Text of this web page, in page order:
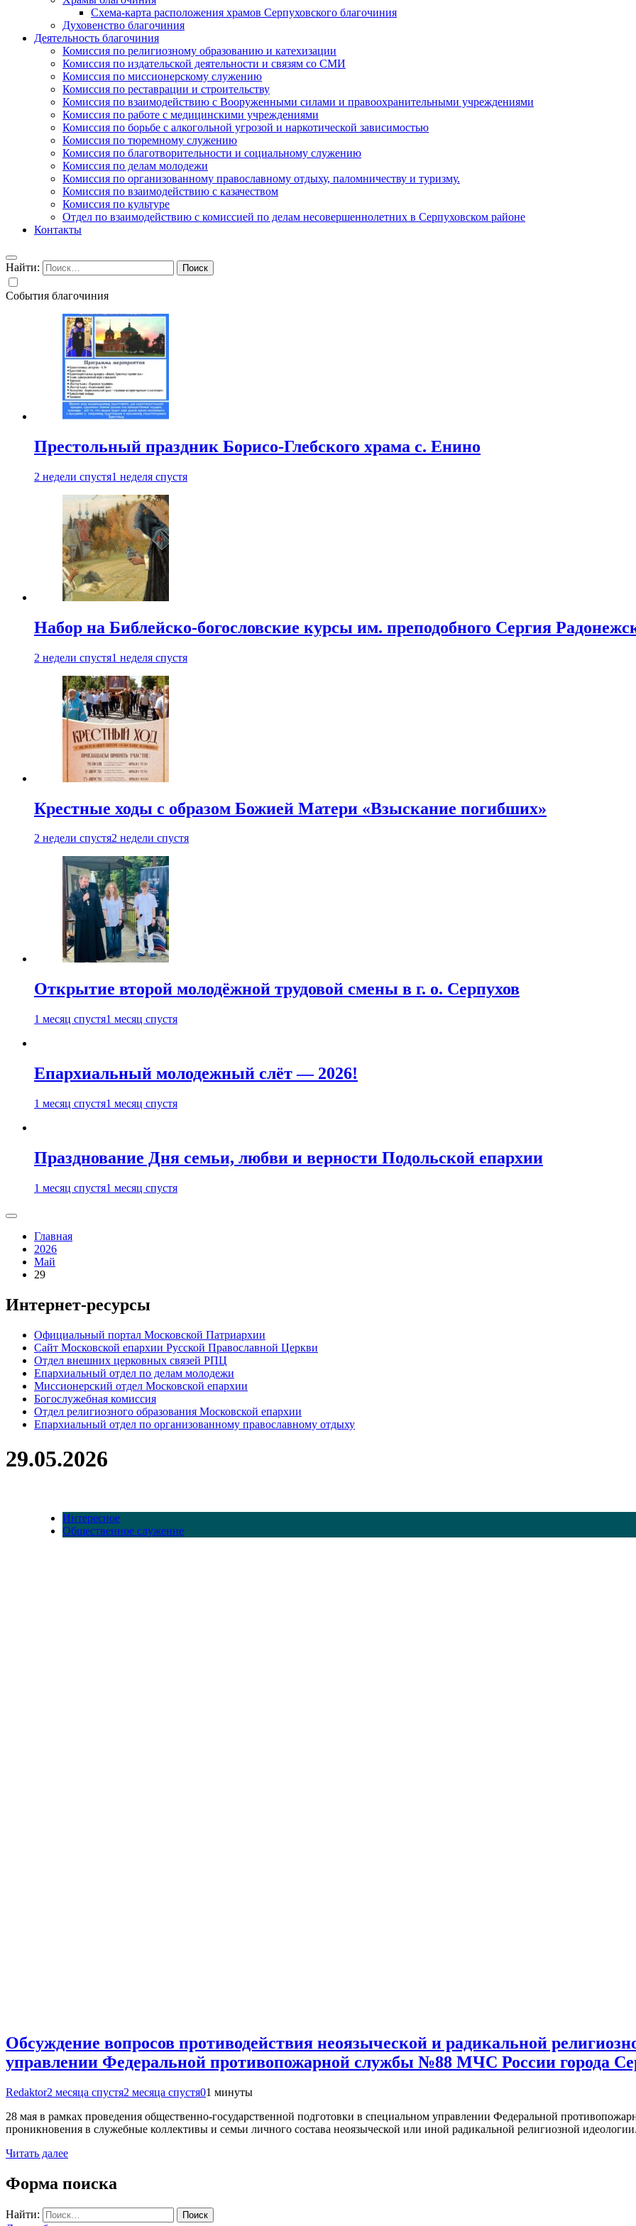
Схема-карта расположения храмов Серпуховского благочиния
Духовенство благочиния
Деятельность благочиния
Комиссия по религиозному образованию и катехизации
Комиссия по издательской деятельности и связям со СМИ
Комиссия по миссионерскому служению
Комиссия по реставрации и строительству
Комиссия по взаимодействию с Вооруженными силами и правоохранительными учреждениями
Комиссия по работе с медицинскими учреждениями
Комиссия по борьбе с алкогольной угрозой и наркотической зависимостью
Комиссия по тюремному служению
Комиссия по благотворительности и социальному служению
Комиссия по делам молодежи
Комиссия по организованному православному отдыху, паломничеству и туризму.
Комиссия по взаимодействию с казачеством
Комиссия по культуре
Отдел по взаимодействию с комиссией по делам несовершеннолетних в Серпуховском районе
Контакты
Найти:
События благочиния
Престольный праздник Борисо-Глебского храма с. Енино
2 недели спустя1 неделя спустя
Набор на Библейско-богословские курсы им. преподобного Сергия
2 недели спустя1 неделя спустя
Крестные ходы с образом Божией Матери «Взыскание погибших»
2 недели спустя2 недели спустя
Открытие второй молодёжной трудовой смены в г. о. Серпухов
1 месяц спустя1 месяц спустя
Епархиальный молодежный слёт — 2026!
1 месяц спустя1 месяц спустя
Празднование Дня семьи, любви и верности Подольской епархии
1 месяц спустя1 месяц спустя
Главная
2026
Май
29
Интернет-ресурсы
Официальный портал Московской Патриархии
Сайт Московской епархии Русской Православной Церкви
Отдел внешних церковных связей РПЦ
Епархиальный отдел по делам молодежи
Миссионерский отдел Московской епархии
Богослужебная комиссия
Отдел религиозного образования Московской епархии
Епархиальный отдел по организованному православному отдыху
29.05.2026
Интересное
Общественное служение
Обсуждение вопросов противодействия неоязыческой и радикальной
управлении Федеральной противопожарной службы №88 МЧС России города
Redaktor2 месяца спустя2 месяца спустя01 минуты
28 мая в рамках проведения общественно-государственной подготовки в специальном управлении Федеральной
проникновения в служебные коллективы и семьи личного состава неоязыческой или иной радикальной религиозной
Читать далее
Форма поиска
Найти: